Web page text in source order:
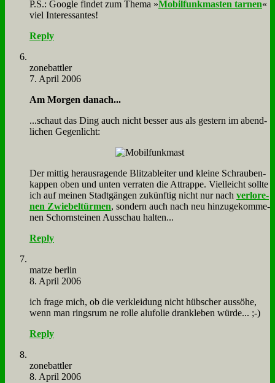
P.S.: Goog­le fin­det zum The­ma »Mo­bil­funk­ma­sten tar­nen«
viel In­ter­es­san­tes!
Reply
zone­batt­ler
7. April 2006
Am Mor­gen da­nach...
...schaut das Ding auch nicht bes­ser aus als ge­stern im abend­
li­chen Ge­gen­licht:
Der mit­tig her­aus­ra­gen­de Blitz­ab­lei­ter und klei­ne Schrau­ben­
kap­pen oben und un­ten ver­ra­ten die At­trap­pe. Viel­leicht soll­te
ich auf mei­nen Stadt­gän­gen zu­künf­tig nicht nur nach ver­lo­re­
nen Zwie­bel­tür­men, son­dern auch nach neu hin­zu­ge­kom­me­
nen Schorn­stei­nen Aus­schau hal­ten...
Reply
mat­ze ber­lin
8. April 2006
ich fra­ge mich, ob die ver­klei­dung nicht hüb­scher aus­sö­he,
wenn man rings­rum ne rol­le alu­fo­lie dran­kle­ben wür­de... ;-)
Reply
zone­batt­ler
8. April 2006